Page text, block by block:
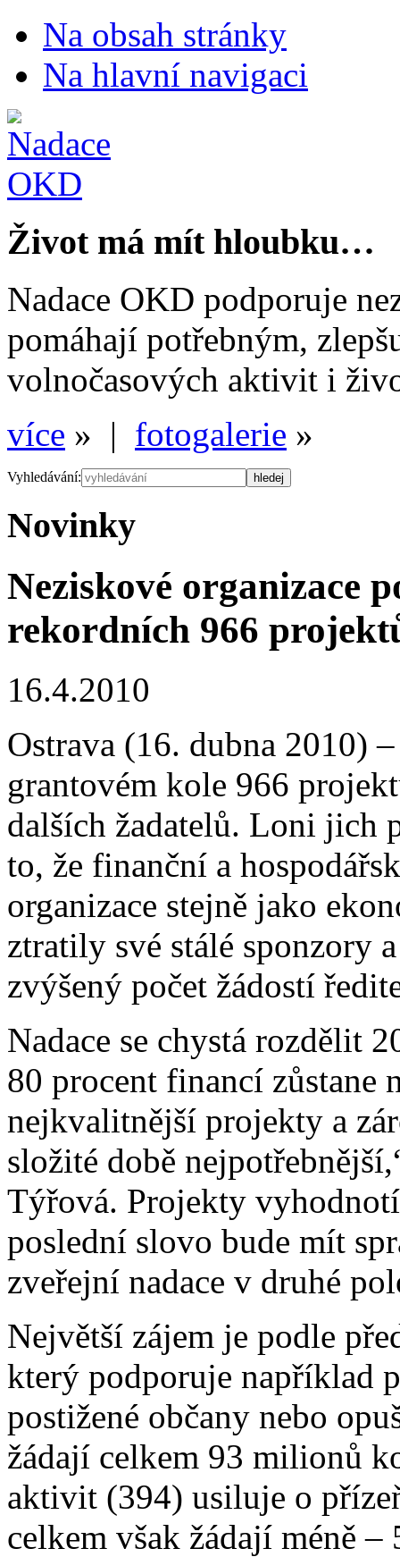
Na obsah stránky
Na hlavní navigaci
Život má mít hloubku…
Nadace OKD podporuje
pomáhají potřebným,
volnočasových aktivit i
více » | fotogalerie »
Vyhledávání:
Novinky
Neziskové organizace
rekordních 966
16.4.2010
Ostrava (16. dubna 2010)
grantovém kole 966
dalších žadatelů. Loni jich
to, že finanční a
organizace stejně jako
ztratily své stálé sponzory
zvýšený počet žádostí
Nadace se chystá rozdělit
80 procent financí zůstane
nejkvalitnější projekty a
složité době
Týřová. Projekty
poslední slovo bude mít
zveřejní nadace v druhé
Největší zájem je podle
který podporuje například
postižené občany nebo
žádají celkem 93 milionů
aktivit (394) usiluje o
celkem však žádají méně